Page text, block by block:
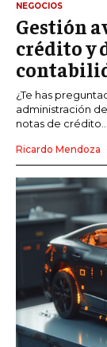
NEGOCIOS
Gestión
crédito y
¿Te has
administración
notas de crédito...
Ricardo Mendoza